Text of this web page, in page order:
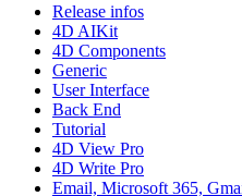
Release infos
4D AIKit
4D Components
Generic
User Interface
Back End
Tutorial
4D View Pro
4D Write Pro
Email, Microsoft 365,